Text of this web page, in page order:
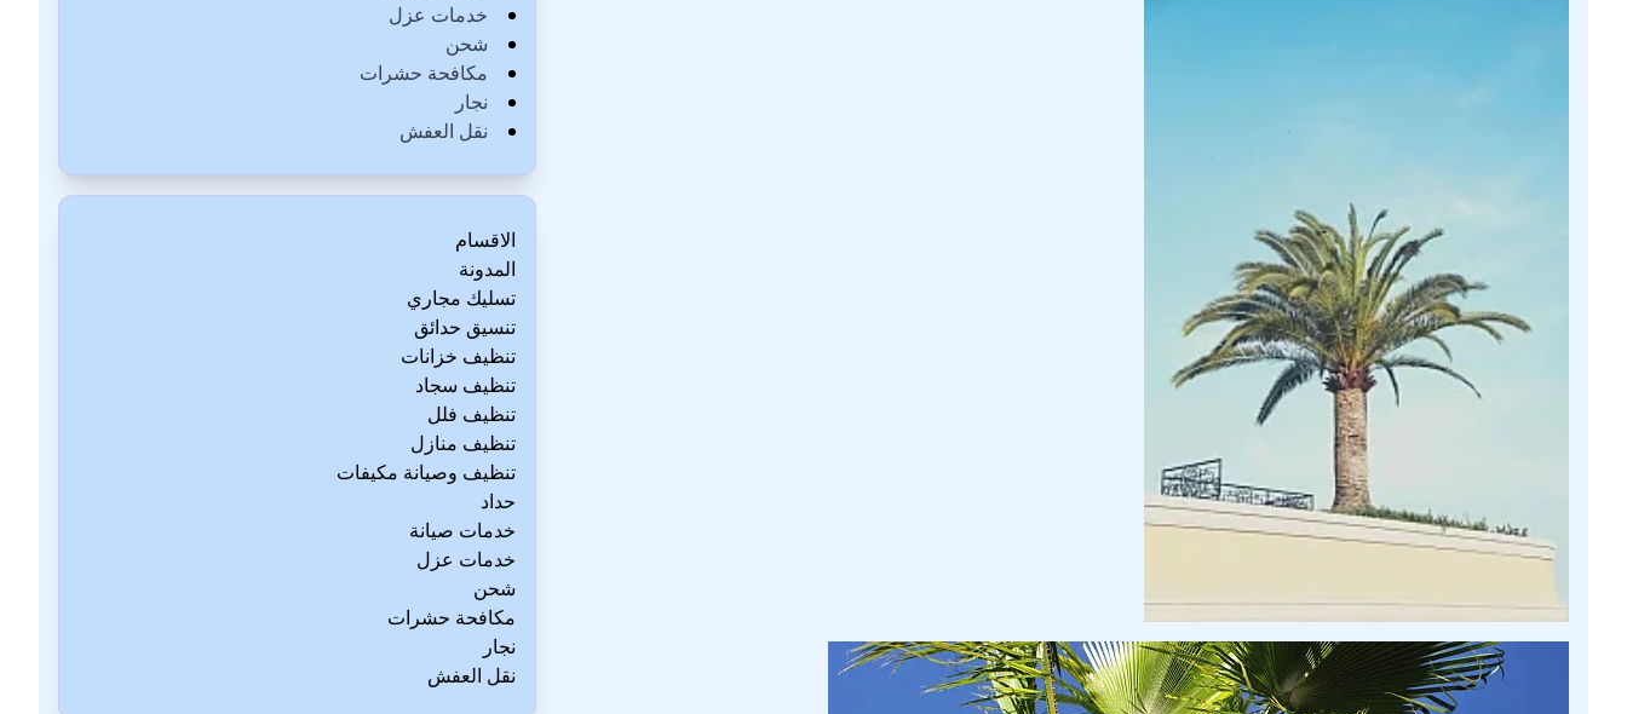
خدمات عزل
شحن
مكافحة حشرات
نجار
نقل العفش
الاقسام
المدونة
تسليك مجاري
تنسيق حدائق
تنظيف خزانات
تنظيف سجاد
تنظيف فلل
تنظيف منازل
تنظيف وصيانة مكيفات
حداد
خدمات صيانة
خدمات عزل
شحن
مكافحة حشرات
نجار
نقل العفش